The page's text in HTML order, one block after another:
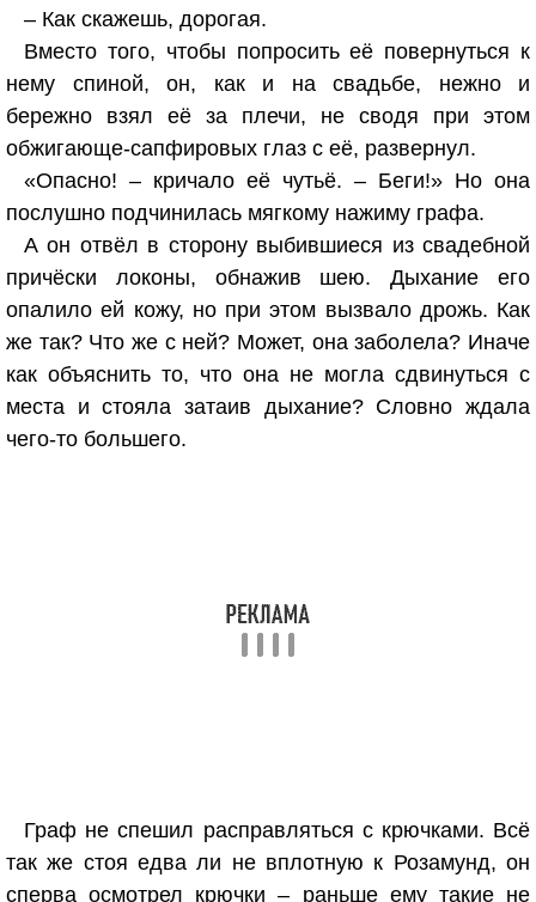
– Как скажешь, дорогая.
Вместо того, чтобы попросить её повернуться к
нему спиной, он, как и на свадьбе, нежно и
бережно взял её за плечи, не сводя при этом
обжигающе-сапфировых глаз с её, развернул.
«Опасно! – кричало её чутьё. – Беги!» Но она
послушно подчинилась мягкому нажиму графа.
А он отвёл в сторону выбившиеся из свадебной
причёски локоны, обнажив шею. Дыхание его
опалило ей кожу, но при этом вызвало дрожь. Как
же так? Что же с ней? Может, она заболела? Иначе
как объяснить то, что она не могла сдвинуться с
места и стояла затаив дыхание? Словно ждала
чего-то большего.
Граф не спешил расправляться с крючками. Всё
так же стоя едва ли не вплотную к Розамунд, он
сперва осмотрел крючки – раньше ему такие не